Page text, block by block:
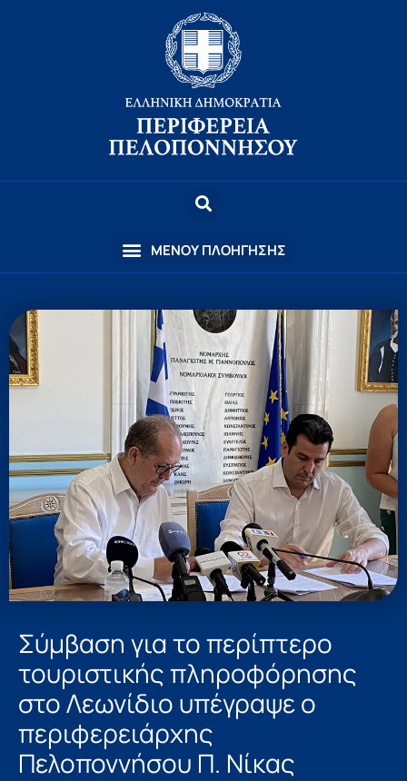
Σύμβαση για το περίπτερο
τουριστικής πληροφόρησης
στο Λεωνίδιο υπέγραψε ο
περιφερειάρχης
Πελοποννήσου Π. Νίκας